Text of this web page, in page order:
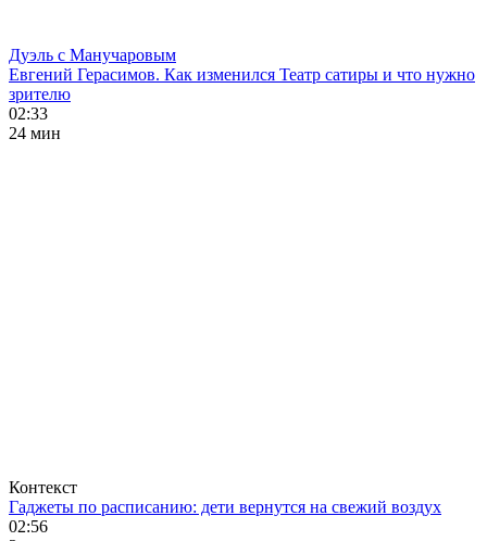
Дуэль с Манучаровым
Евгений Герасимов. Как изменился Театр сатиры и что нужно
зрителю
02:33
24 мин
Контекст
Гаджеты по расписанию: дети вернутся на свежий воздух
02:56